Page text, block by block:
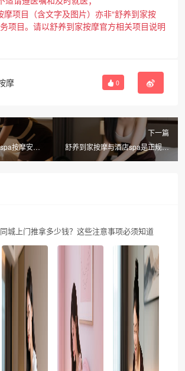
摩项目（含文字及图片）亦非“舒养到家按
项目。请以舒养到家按摩官方相关项目说明
摩 0
按摩安全
南
下一篇
舒养到家按摩与酒店spa是正规的
吗？全面解析健康养生新选择
城上门推拿多少钱？这些注意事项必须知道